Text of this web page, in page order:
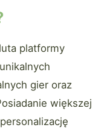
platformy
gier oraz
większej